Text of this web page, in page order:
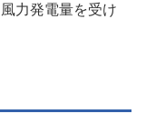
力発電量を受け